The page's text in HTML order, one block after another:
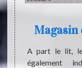
Magasin
A part le lit,
également